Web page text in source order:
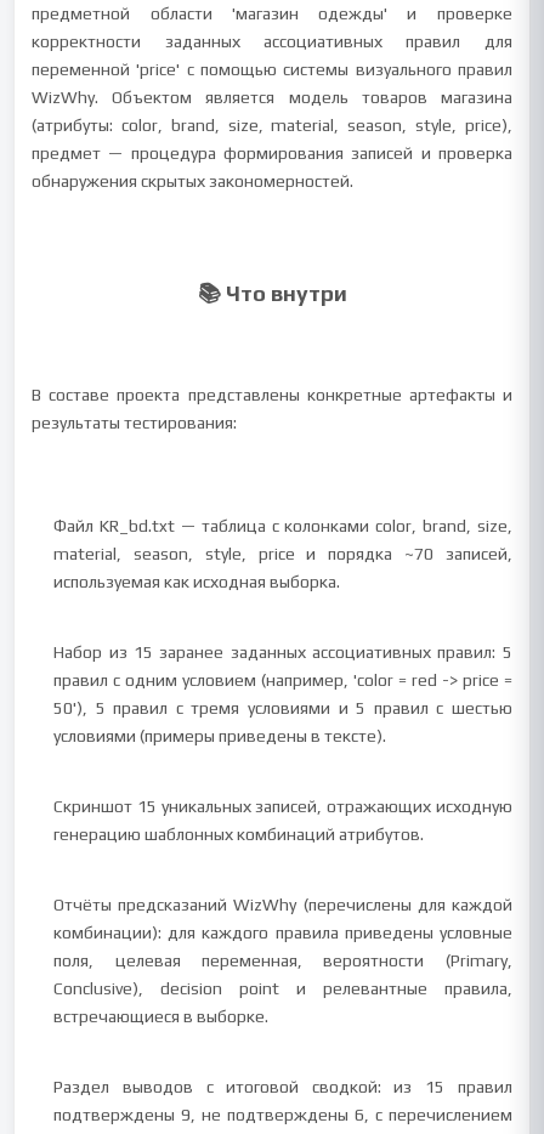
предметной области 'магазин одежды' и проверке
корректности заданных ассоциативных правил для
переменной 'price' с помощью системы визуального правил
WizWhy. Объектом является модель товаров магазина
(атрибуты: color, brand, size, material, season, style, price),
предмет — процедура формирования записей и проверка
обнаружения скрытых закономерностей.
📚 Что внутри
В составе проекта представлены конкретные артефакты и
результаты тестирования:
Файл KR_bd.txt — таблица с колонками color, brand, size,
material, season, style, price и порядка ~70 записей,
используемая как исходная выборка.
Набор из 15 заранее заданных ассоциативных правил: 5
правил с одним условием (например, 'color = red -> price =
50'), 5 правил с тремя условиями и 5 правил с шестью
условиями (примеры приведены в тексте).
Скриншот 15 уникальных записей, отражающих исходную
генерацию шаблонных комбинаций атрибутов.
Отчёты предсказаний WizWhy (перечислены для каждой
комбинации): для каждого правила приведены условные
поля, целевая переменная, вероятности (Primary,
Conclusive), decision point и релевантные правила,
встречающиеся в выборке.
Раздел выводов с итоговой сводкой: из 15 правил
подтверждены 9, не подтверждены 6, с перечислением